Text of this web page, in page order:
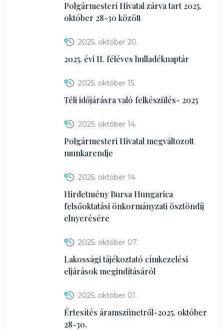
Polgármesteri Hivatal zárva tart 2025.
október 28-30 között
2025. október 20.
2025. évi II. féléves hulladéknaptár
2025. október 15.
Téli időjárásra való felkészülés- 2025
2025. október 14.
Polgármesteri Hivatal megváltozott
munkarendje
2025. október 14.
Hirdetmény Bursa Hungarica
felsőoktatási önkormányzati ösztöndíj
elnyerésére
2025. október 07.
Lakossági tájékoztató címkezelési
eljárások megindításáról
2025. október 01.
Értesítés áramszünetről-2025. október
28-30.